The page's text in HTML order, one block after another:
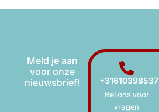
Meld je aan
voor onze
nieuwsbrief!
+31610398537
Bel ons voor
vragen